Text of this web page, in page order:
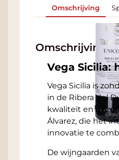
Omschrijving
Omschrijving
Vega Sicilia:
Vega Sicilia is
in de Ribera del
kwaliteit en
Álvarez, die het
innovatie te
De wijngaarden